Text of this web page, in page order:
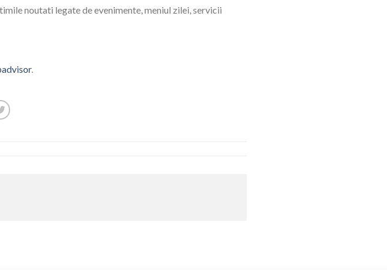
noutati legate de evenimente, meniul zilei, servicii
.